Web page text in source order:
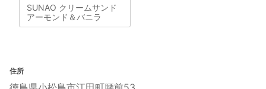
SUNAO クリームサンド
アーモンド＆バニラ
住所